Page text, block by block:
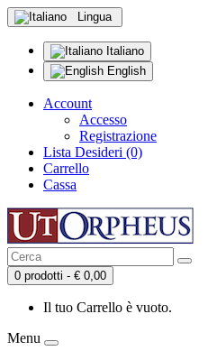
Lingua
Italiano
English
Account
Accesso
Registrazione
Lista Desideri (0)
Carrello
Cassa
0 prodotti - € 0,00
Il tuo Carrello è vuoto.
Menu